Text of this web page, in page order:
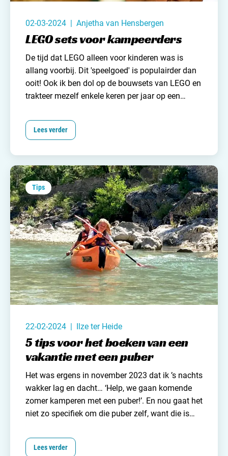
02-03-2024 | Anjetha van Hensbergen
LEGO sets voor kampeerders
De tijd dat LEGO alleen voor kinderen was is
allang voorbij. Dit 'speelgoed' is populairder dan
ooit! Ook ik ben dol op de bouwsets van LEGO en
trakteer mezelf enkele keren per jaar op een
aankoop kwam ik een prachtige klassieke
Volkswagen T1 camper tegen. Nadat ik deze in
gerelateerde bouwsets bestaan. Ben jij benieuwd
welke kampeer sets er allemaal te koop zijn?
Speciaal voor jou heb ik de leuksteLEGO sets
voor kampeerders op een rijtje gezet.
Lees verder
Tips
22-02-2024 | Ilze ter Heide
5 tips voor het boeken van een
vakantie met een puber
Het was ergens in november 2023 dat ik ’s nachts
wakker lag en dacht… ‘Help, we gaan komende
zomer kamperen met een puber!’. En nou gaat het
niet zo specifiek om die puber zelf, want die is
veranderende vakantiewensen. Want een riviertje
om dammetjes te bouwen is hartstikke leuk voor
Lees verder